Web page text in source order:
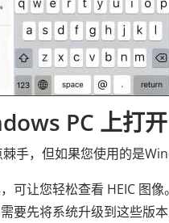
PC 上打开
手，但如果您使用的是
可让您轻松查看 HEIC 图
要先将系统升级到这些版本